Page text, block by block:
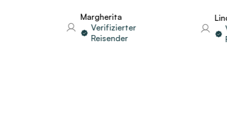
Margherita
Verifizierter
Reisender
Linda